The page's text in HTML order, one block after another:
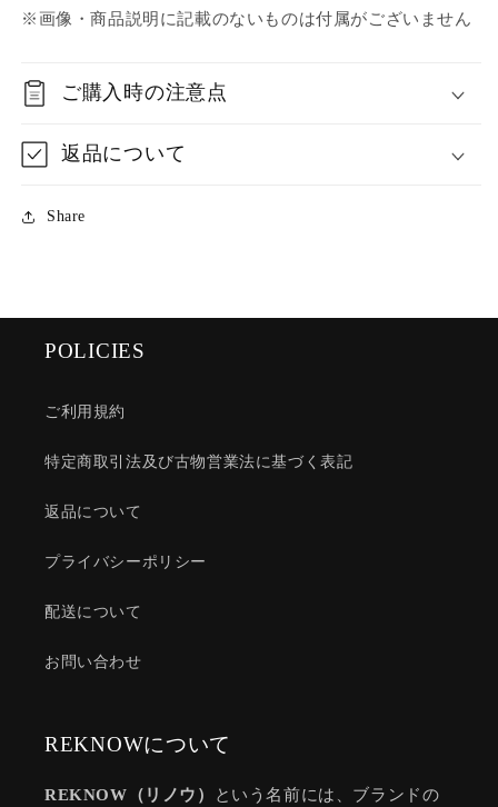
※画像・商品説明に記載のないものは付属がございません
ご購入時の注意点
返品について
Share
POLICIES
ご利用規約
特定商取引法及び古物営業法に基づく表記
返品について
プライバシーポリシー
配送について
お問い合わせ
REKNOWについて
REKNOW（リノウ） という名前には、ブランドの